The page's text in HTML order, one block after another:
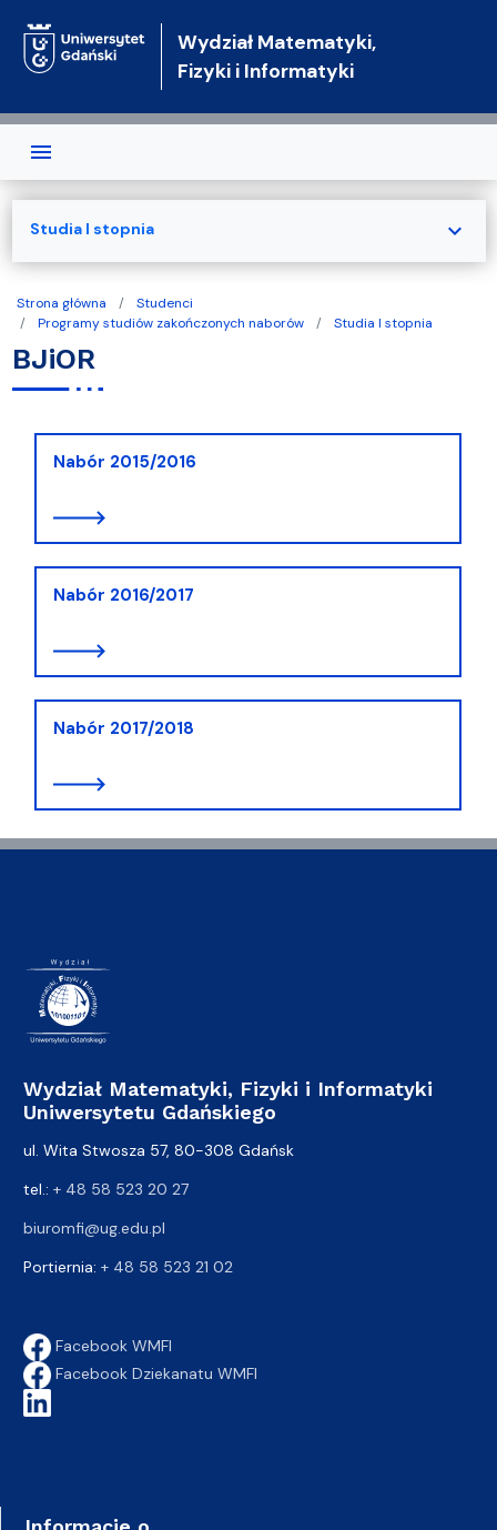
Wydział Matematyki,
Fizyki i Informatyki
Strona główna
Studenci
Programy studiów zakończonych naborów
Studia I stopnia
BJiOR
Nabór 2015/2016
Nabór 2016/2017
Nabór 2017/2018
Studia I stopnia expand_more
Wydział Matematyki, Fizyki i Informatyki
Uniwersytetu Gdańskiego
ul. Wita Stwosza 57, 80-308 Gdańsk
tel.: + 48 58 523 20 27
biuromfi@ug.edu.pl
Portiernia: + 48 58 523 21 02
Facebook WMFI
Facebook Dziekanatu WMFI